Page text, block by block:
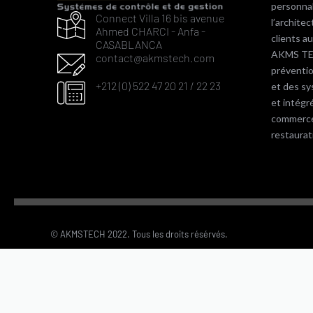
Connect Villa 16 bis avenue
Ahmed CHARCI - Anfa -
CASABLANCA
contact@akmstech.com
+212 (0) 522 47 20 21 / 22 23
clients
AKMS
et des
et
© AKMSTECH 2022. Tous les droits résérvés.